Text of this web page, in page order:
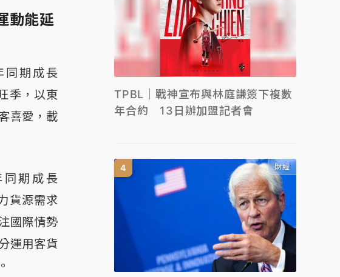
動能延
同期成長
季，以東
喜愛，載
期成長
貨源需求
國際情勢
運用客貨
TPBL｜戰神宣布與林庭謙簽下複數
年合約 13日辦加盟記者會
財經